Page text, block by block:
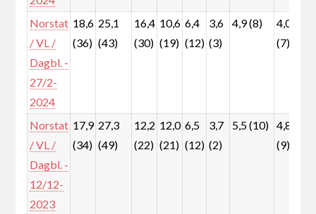
Norstat
/ VL /
Dagbl. -
27/2-
2024
18,6
(36)
25,1
(43)
16,4
(30)
10,6
(19)
6,4
(12)
3,6
(3)
4,9 (8)
4,0
(7)
Norstat
/ VL /
Dagbl. -
12/12-
2023
17,9
(34)
27,3
(49)
12,2
(22)
12,0
(21)
6,5
(12)
3,7
(2)
5,5 (10) 4,8
(9)